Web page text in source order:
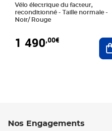
Vélo électrique du facteur,
reconditionné - Taille normale -
Noir/ Rouge
1 490,00€
Nos Engagements